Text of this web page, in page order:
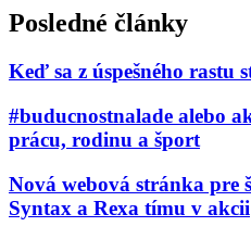
Posledné články
Keď sa z úspešného rastu
#buducnostnalade alebo
prácu, rodinu a šport
Nová webová stránka pre
Syntax a Rexa tímu v akcii